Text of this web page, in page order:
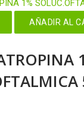
AÑADIR AL